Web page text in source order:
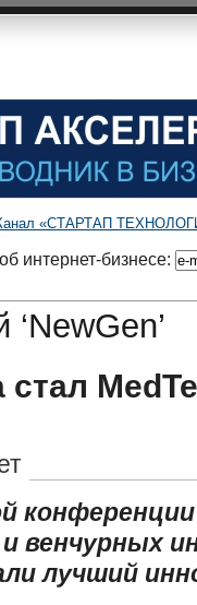
«СТАРТАП
интернет-бизнесе:
венчурных
лучший